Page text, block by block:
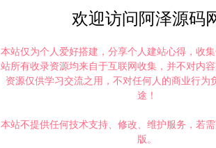
欢迎访问阿泽源码
本站仅为个人爱好搭建，分享个人建站心得，收
站所有收录资源均来自于互联网收集，并不对内
资源仅供学习交流之用，不对任何人的商业行为
途！
本站不提供任何技术支持、修改、维护服务，若
版。